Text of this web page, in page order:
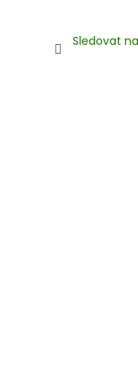
Sledovat